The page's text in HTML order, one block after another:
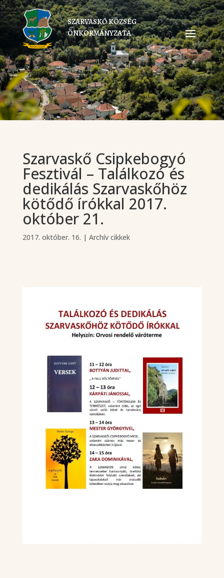
SZARVASKŐ KÖZSÉG
ÖNKORMÁNYZATA
Szarvaskő Csipkebogyó
Fesztivál – Találkozó és
dedikálás Szarvaskőhöz
kötődő írókkal 2017.
október 21.
2017. október. 16. | Archív cikkek